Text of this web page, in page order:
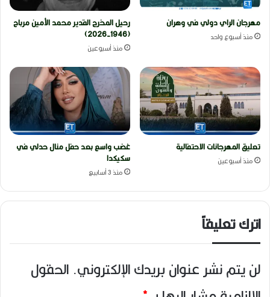
مهرجان الراي دولي في وهران
منذ أسبوع واحد
رحيل المخرج القدير محمد الأمين مرباح
(1946-2026)
منذ أسبوعين
تعليق المهرجانات الاحتفالية
منذ أسبوعين
غضب واسع بعد حفل منال حدلي في
سكيكدا
منذ 3 أسابيع
اترك تعليقاً
لن يتم نشر عنوان بريدك الإلكتروني. الحقول